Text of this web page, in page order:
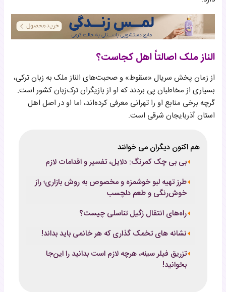
الناز ملک اصالتاً اهل کجاست؟
از زمان پخش سریال «سقوط» و صحبت‌های الناز ملک به زبان ترکی،
بسیاری از مخاطبان پی بردند که او از بازیگران ترک‌زبان کشور است.
گرچه برخی منابع او را تهرانی معرفی کرده‌اند، اما او در اصل اهل
استان آذربایجان شرقی است.
هم اکنون دیگران می خوانند
بی بی چک کمرنگ: دلایل، تفسیر و اقدامات لازم
طرز تهیه لبو خوشمزه و مخصوص به روش بازاری؛ راز
خوش‌رنگی و طعم دلچسب
راه‌های انتقال زگیل تناسلی چیست؟
نشانه های تخمک گذاری که هر خانمی باید بداند!
تزریق فیلر سینه، هرچه لازم است بدانید را این‌جا
بخوانید!